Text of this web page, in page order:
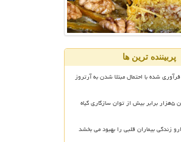
پربیننده ترین ها
شده با احتمال مبتلا شدن به آرتروز
سرعت گرمایش زمین ۵هزار برابر بیش از توان سازگاری گیاه
زندگی بیماران قلبی را بهبود می بخشد